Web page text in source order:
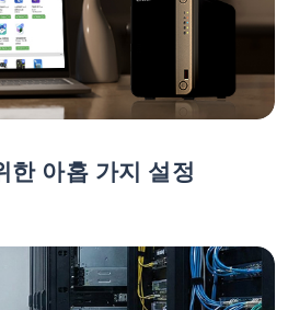
한 아홉 가지 설정